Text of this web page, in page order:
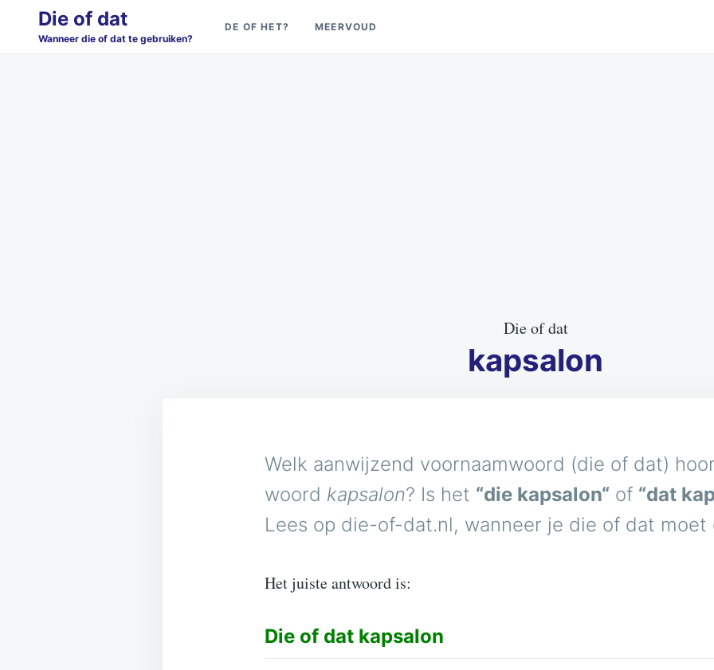
Search
for:
Die of dat
Wanneer die of dat te gebruiken?
DE OF HET? MEERVOUD
Die of dat
kapsalon
Welk aanwijzend voornaamwoord (die of dat)
woord kapsalon? Is het “die kapsalon“ of “dat
Lees op die-of-dat.nl, wanneer je die of dat moet
Het juiste antwoord is:
Die of dat kapsalon